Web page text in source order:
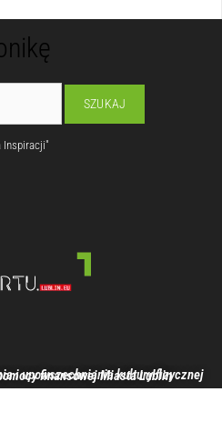
Inspiracji"
fizycznej realizowane jest przy pomocy finansowej Miasta Lublin